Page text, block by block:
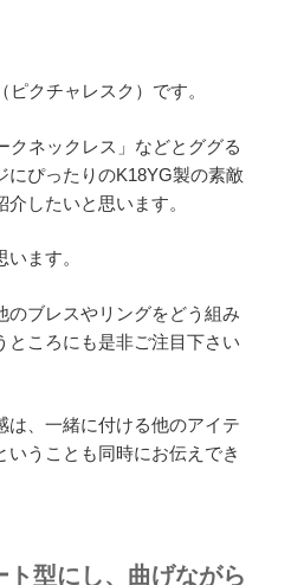
クチャレスク）です。
クネックレス」などとググる
にぴったりのK18YG製の素敵
したいと思います。
ます。
のブレスやリングをどう組み
ところにも是非ご注目下さい
は、一緒に付ける他のアイテ
いうことも同時にお伝えでき
型にし、曲げながら